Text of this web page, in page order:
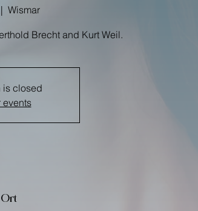
Wismar
Brecht and Kurt Weil.
is closed
events
Ort